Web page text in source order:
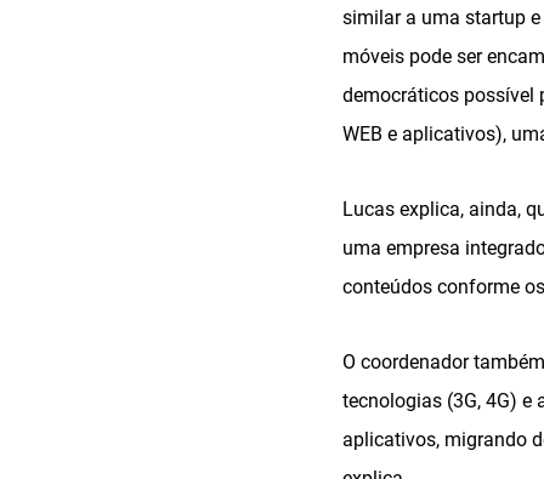
similar a uma startup
móveis pode ser
democráticos possível
WEB e aplicativos),
Lucas explica, ainda,
uma empresa
conteúdos conforme
O coordenador
tecnologias (3G, 4G) e
aplicativos, migrando